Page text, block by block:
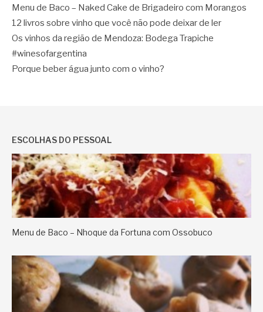
Menu de Baco – Naked Cake de Brigadeiro com Morangos
12 livros sobre vinho que você não pode deixar de ler
Os vinhos da região de Mendoza: Bodega Trapiche
#winesofargentina
Porque beber água junto com o vinho?
ESCOLHAS DO PESSOAL
Menu de Baco – Nhoque da Fortuna com Ossobuco